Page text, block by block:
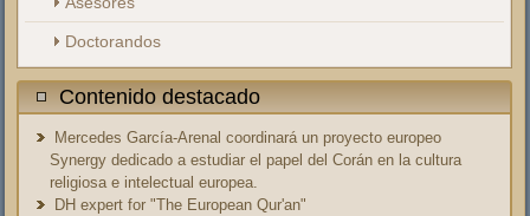
Doctorandos
Contenido destacado
Mercedes García-Arenal coordinará un proyecto europeo
Synergy dedicado a estudiar el papel del Corán en la cultura
religiosa e intelectual europea.
DH expert for "The European Qur'an"